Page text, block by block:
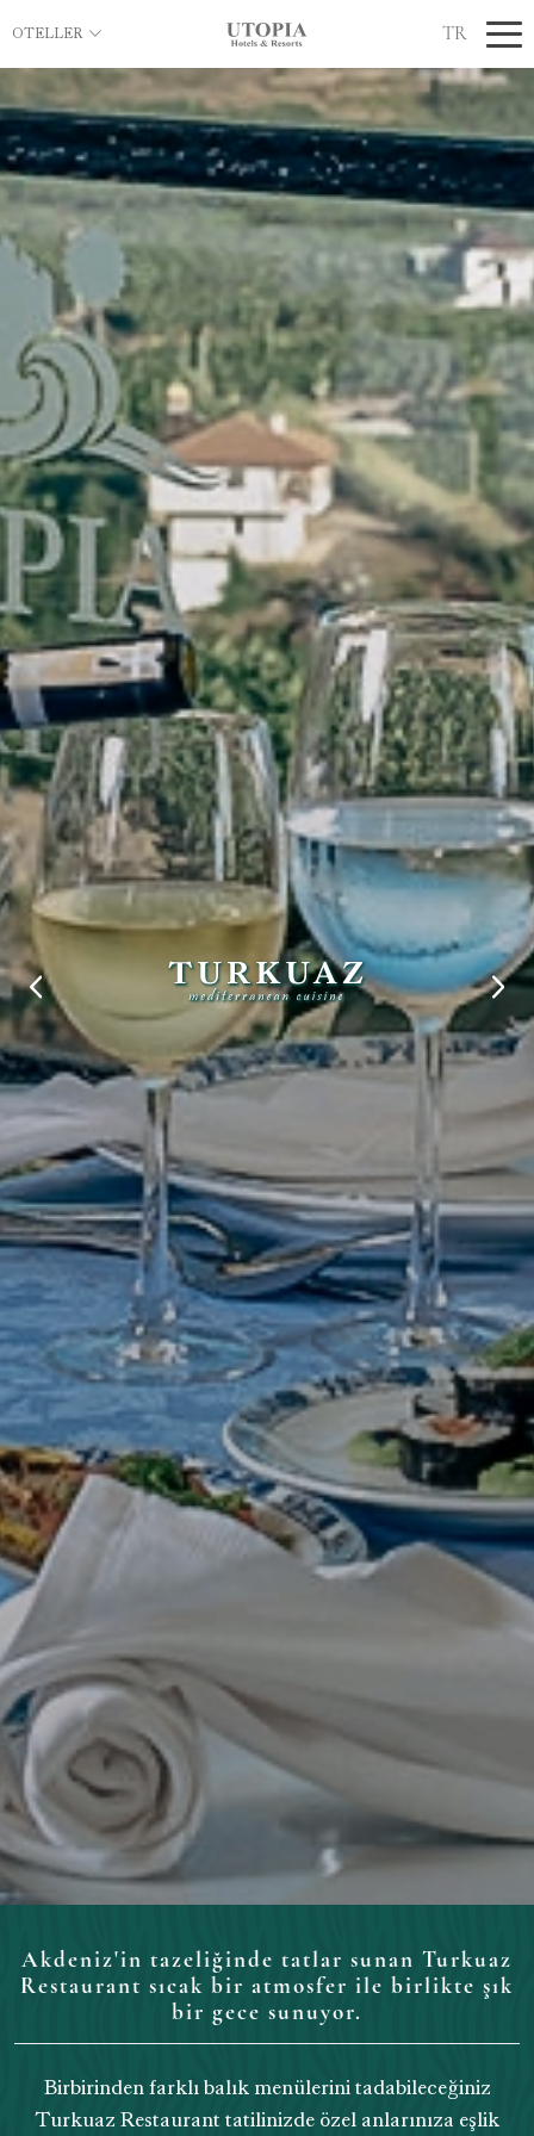
OTELLER TR
Akdeniz'in tazeliğinde tatlar sunan Turkuaz
Restaurant sıcak bir atmosfer ile birlikte şık
bir gece sunuyor.
Birbirinden farklı balık menülerini tadabileceğiniz
Turkuaz Restaurant tatilinizde özel anlarınıza eşlik